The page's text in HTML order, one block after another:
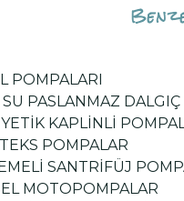
POMPALARI
PASLANMAZ
KAPLİNLİ
POMPALAR
SANTRİFÜJ
MOTOPOMPALAR